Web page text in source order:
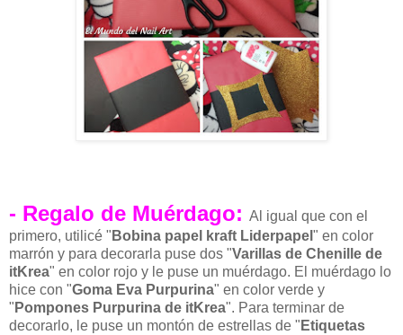
- Regalo de Muérdago: Al igual que con el
primero, utilicé " Bobina papel kraft Liderpapel " en color
marrón y para decorarla puse dos "Varillas de Chenille de
itKrea" en color rojo y le puse un muérdago. El muérdago lo
hice con "Goma Eva Purpurina" en color verde y
" Pompones Purpurina de itKrea". Para terminar de
decorarlo, le puse un montón de estrellas de " Etiquetas